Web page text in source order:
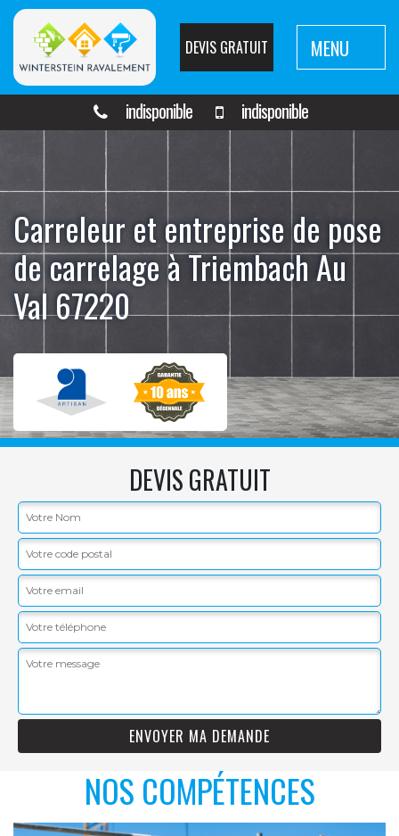
DEVIS GRATUIT MENU
indisponible indisponible
Carreleur et entreprise de pose
de carrelage à Triembach Au
Val 67220
DEVIS GRATUIT
NOS COMPÉTENCES